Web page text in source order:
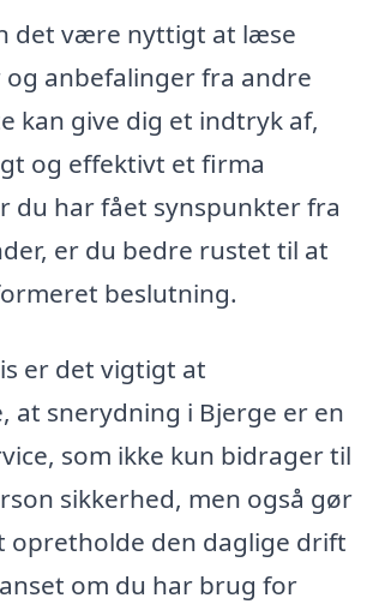
det være nyttigt at læse
og anbefalinger fra andre
kan give dig et indtryk af,
og effektivt et firma
du har fået synspunkter fra
er du bedre rustet til at
beslutning.
er det vigtigt at
at snerydning i Bjerge er en
som ikke kun bidrager til
sikkerhed, men også gør
opretholde den daglige drift
om du har brug for